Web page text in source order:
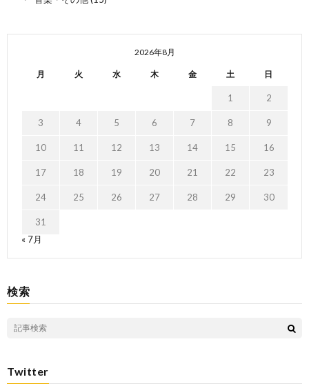
2026年8月
月 火 水 木 金 土 日
1 2
3 4 5 6 7 8 9
10 11 12 13 14 15 16
17 18 19 20 21 22 23
24 25 26 27 28 29 30
31
« 7月
検索
Twitter